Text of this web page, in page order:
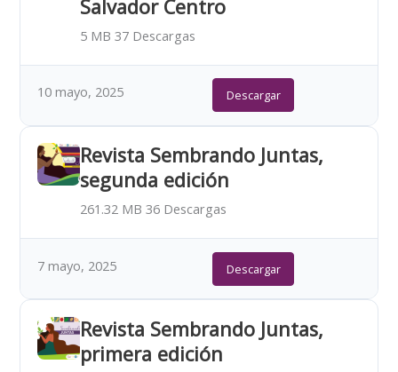
Salvador Centro
5 MB 37 Descargas
10 mayo, 2025 Descargar
Revista Sembrando Juntas,
segunda edición
261.32 MB 36 Descargas
7 mayo, 2025 Descargar
Revista Sembrando Juntas,
primera edición